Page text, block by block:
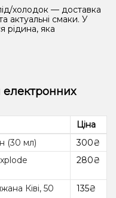
холодок — доставка
та актуальні смаки. У
рідина, яка
Ціна
(30 мл)
300₴
280₴
Ківі, 50
135₴